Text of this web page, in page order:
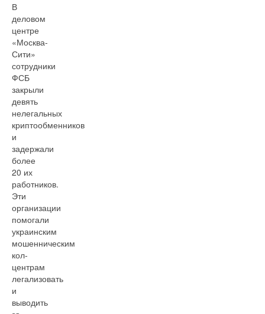
В
деловом
центре
«Москва-
Сити»
сотрудники
ФСБ
закрыли
девять
нелегальных
криптообменников
и
задержали
более
20 их
работников.
Эти
организации
помогали
украинским
мошенническим
кол-
центрам
легализовать
и
выводить